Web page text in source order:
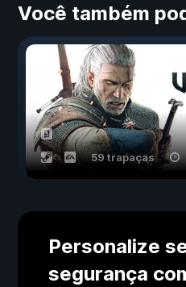
Você também
59 trapaças
Personalize
segurança